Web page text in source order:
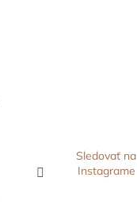
Sledovať na
Instagrame